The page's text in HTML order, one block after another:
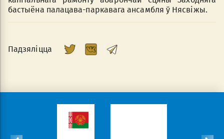
бастыёна палацава-паркавага ансамбля ў Нясвіжы.
Падзяліцца